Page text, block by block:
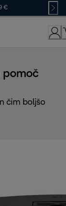
€
pomoč
čim boljšo